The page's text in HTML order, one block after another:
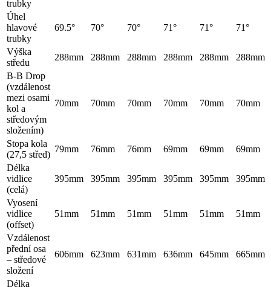
trubky
Úhel
hlavové
trubky
69.5° 70° 70° 71° 71° 71°
Výška
středu
288mm 288mm 288mm 288mm 288mm
288mm
B-B Drop
(vzdálenost
mezi osami
kol a
středovým
složením)
70mm 70mm 70mm 70mm 70mm 70mm
Stopa kola
(27,5 střed)
79mm 76mm 76mm 69mm 69mm
69mm
Délka
vidlice
(celá)
395mm 395mm 395mm 395mm 395mm 395mm
Vyosení
vidlice
(offset)
51mm 51mm 51mm 51mm 51mm 51mm
Vzdálenost
přední osa
– středové
složení
606mm 623mm 631mm 636mm 645mm 665mm
Délka